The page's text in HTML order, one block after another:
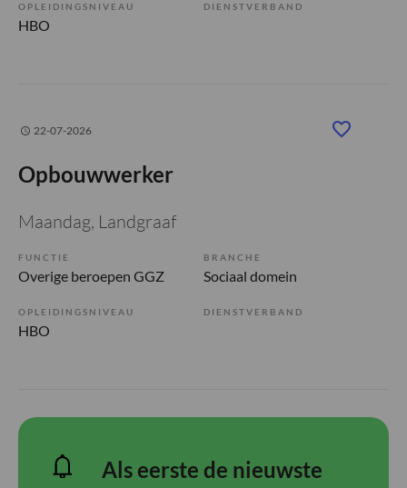
OPLEIDINGSNIVEAU
HBO
DIENSTVERBAND
22-07-2026
Opbouwwerker
Maandag, Landgraaf
FUNCTIE
Overige beroepen GGZ
BRANCHE
Sociaal domein
OPLEIDINGSNIVEAU
HBO
DIENSTVERBAND
Als eerste de nieuwste